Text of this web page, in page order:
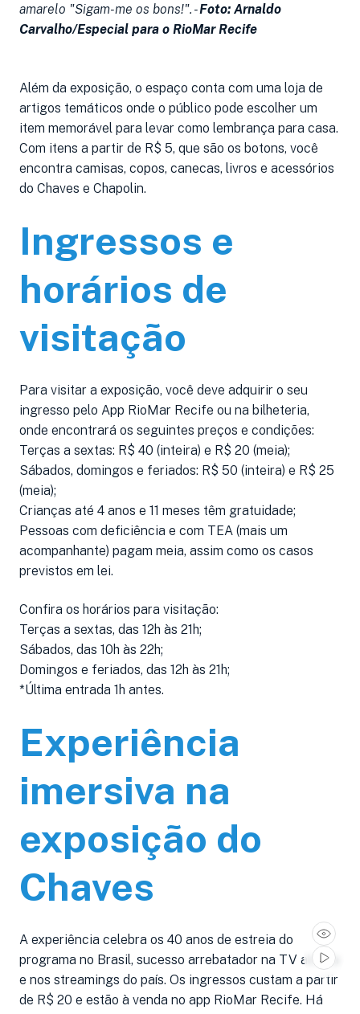
amarelo "Sigam-me os bons!". -Foto: Arnaldo
Carvalho/Especial para o RioMar Recife
Além da exposição, o espaço conta com uma loja de
artigos temáticos onde o público pode escolher um
item memorável para levar como lembrança para casa.
Com itens a partir de R$ 5, que são os botons, você
encontra camisas, copos, canecas, livros e acessórios
do Chaves e Chapolin.
Ingressos e
horários de
visitação
Para visitar a exposição, você deve adquirir o seu
ingresso pelo App RioMar Recife ou na bilheteria,
onde encontrará os seguintes preços e condições:
Terças a sextas: R$ 40 (inteira) e R$ 20 (meia);
Sábados, domingos e feriados: R$ 50 (inteira) e R$ 25
(meia);
Crianças até 4 anos e 11 meses têm gratuidade;
Pessoas com deficiência e com TEA (mais um
acompanhante) pagam meia, assim como os casos
previstos em lei.
Confira os horários para visitação:
Terças a sextas, das 12h às 21h;
Sábados, das 10h às 22h;
Domingos e feriados, das 12h às 21h;
*Última entrada 1h antes.
Experiência
imersiva na
exposição do
Chaves
A experiência celebra os 40 anos de estreia do
programa no Brasil, sucesso arrebatador na TV aberta
e nos streamings do país. Os ingressos custam a partir
de R$ 20 e estão à venda no app RioMar Recife. Há